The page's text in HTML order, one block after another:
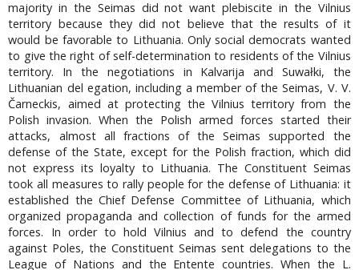
majority in the Seimas did not want plebiscite in the Vilnius
territory because they did not believe that the results of it
would be favorable to Lithuania. Only social democrats wanted
to give the right of self-determination to residents of the Vilnius
territory. In the negotiations in Kalvarija and Suwałki, the
Lithuanian del egation, including a member of the Seimas, V. V.
Čarneckis, aimed at protecting the Vilnius territory from the
Polish invasion. When the Polish armed forces started their
attacks, almost all fractions of the Seimas supported the
defense of the State, except for the Polish fraction, which did
not express its loyalty to Lithuania. The Constituent Seimas
took all measures to rally people for the defense of Lithuania: it
established the Chief Defense Committee of Lithuania, which
organized propaganda and collection of funds for the armed
forces. In order to hold Vilnius and to defend the country
against Poles, the Constituent Seimas sent delegations to the
League of Nations and the Entente countries. When the L.